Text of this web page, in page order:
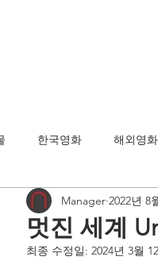
한국영화 해외영화
멋진 세계
Manager 2022년 8
최종 수정일: 2024년 3월